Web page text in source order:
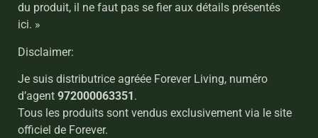
du produit, il ne faut pas se fier aux détails présentés
ici. »
Disclaimer:
Je suis distributrice agréée Forever Living, numéro
d’agent 972000063351.
Tous les produits sont vendus exclusivement via le site
officiel de Forever.